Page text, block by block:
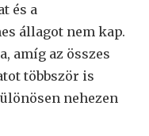
és a
állagot nem kap.
amíg az összes
többször is
nehezen